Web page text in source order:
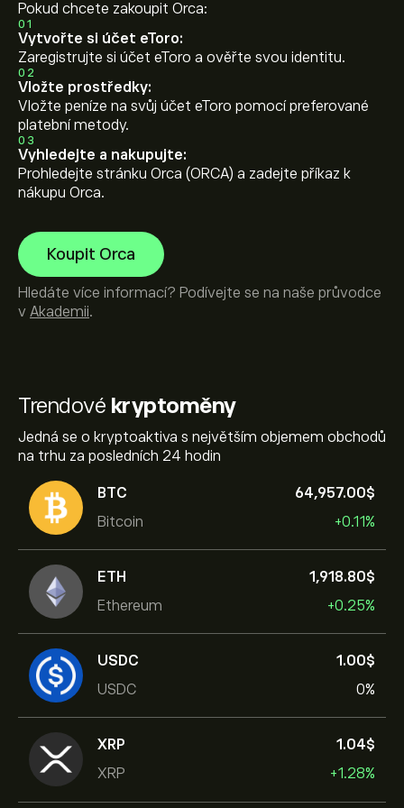
Trendové kryptoměny
Jedná se o kryptoaktiva s největším objemem obchodů
na trhu za posledních 24 hodin
BTC
Bitcoin
64,957.00‎$‎
+0.11%
ETH
Ethereum
1,918.80‎$‎
+0.25%
USDC
USDC
1.00‎$‎
0%
XRP
XRP
1.04‎$‎
+1.28%
Pokud chcete zakoupit Orca:
01
Vytvořte si účet eToro:
Zaregistrujte si účet eToro a ověřte svou identitu.
02
Vložte prostředky:
Vložte peníze na svůj účet eToro pomocí preferované
platební metody.
03
Vyhledejte a nakupujte:
Prohledejte stránku Orca (ORCA) a zadejte příkaz k
nákupu Orca.
Koupit Orca
Hledáte více informací? Podívejte se na naše průvodce
v Akademii.